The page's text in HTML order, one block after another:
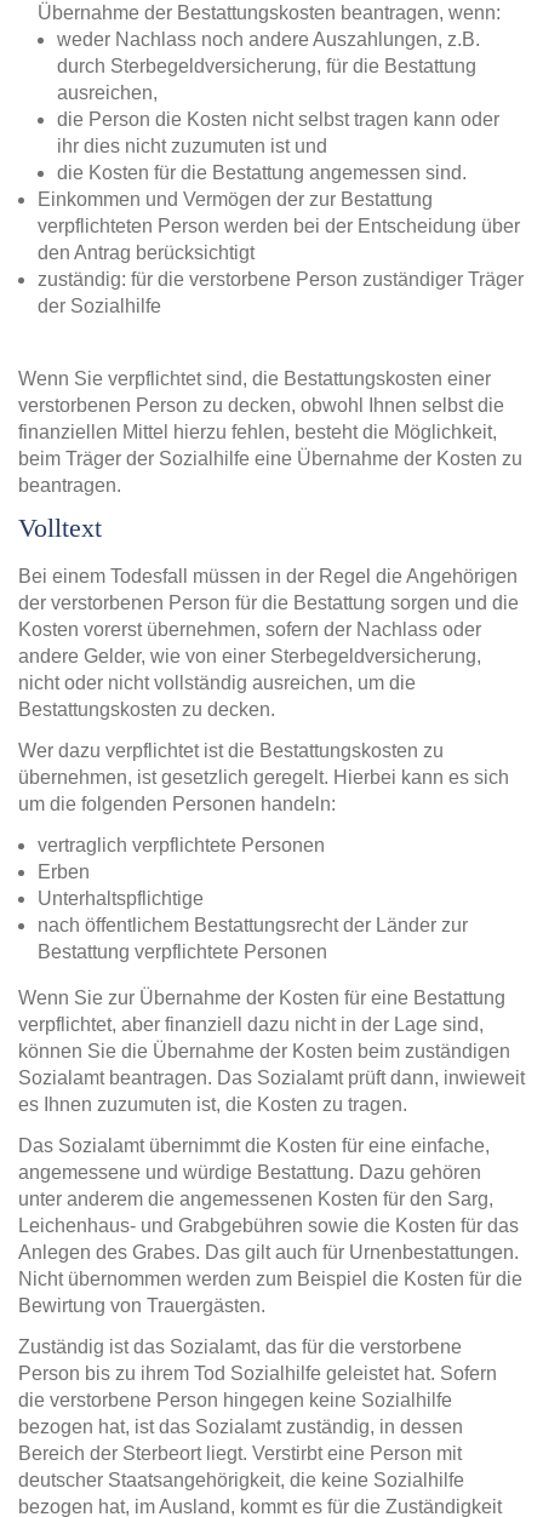
Übernahme der Bestattungskosten beantragen, wenn:
weder Nachlass noch andere Auszahlungen, z.B.
durch Sterbegeldversicherung, für die Bestattung
ausreichen,
die Person die Kosten nicht selbst tragen kann oder
ihr dies nicht zuzumuten ist und
die Kosten für die Bestattung angemessen sind.
Einkommen und Vermögen der zur Bestattung
verpflichteten Person werden bei der Entscheidung über
den Antrag berücksichtigt
zuständig: für die verstorbene Person zuständiger Träger
der Sozialhilfe
Wenn Sie verpflichtet sind, die Bestattungskosten einer
verstorbenen Person zu decken, obwohl Ihnen selbst die
finanziellen Mittel hierzu fehlen, besteht die Möglichkeit,
beim Träger der Sozialhilfe eine Übernahme der Kosten zu
beantragen.
Volltext
Bei einem Todesfall müssen in der Regel die Angehörigen
der verstorbenen Person für die Bestattung sorgen und die
Kosten vorerst übernehmen, sofern der Nachlass oder
andere Gelder, wie von einer Sterbegeldversicherung,
nicht oder nicht vollständig ausreichen, um die
Bestattungskosten zu decken.
Wer dazu verpflichtet ist die Bestattungskosten zu
übernehmen, ist gesetzlich geregelt. Hierbei kann es sich
um die folgenden Personen handeln:
vertraglich verpflichtete Personen
Erben
Unterhaltspflichtige
nach öffentlichem Bestattungsrecht der Länder zur
Bestattung verpflichtete Personen
Wenn Sie zur Übernahme der Kosten für eine Bestattung
verpflichtet, aber finanziell dazu nicht in der Lage sind,
können Sie die Übernahme der Kosten beim zuständigen
Sozialamt beantragen. Das Sozialamt prüft dann, inwieweit
es Ihnen zuzumuten ist, die Kosten zu tragen.
Das Sozialamt übernimmt die Kosten für eine einfache,
angemessene und würdige Bestattung. Dazu gehören
unter anderem die angemessenen Kosten für den Sarg,
Leichenhaus- und Grabgebühren sowie die Kosten für das
Anlegen des Grabes. Das gilt auch für Urnenbestattungen.
Nicht übernommen werden zum Beispiel die Kosten für die
Bewirtung von Trauergästen.
Zuständig ist das Sozialamt, das für die verstorbene
Person bis zu ihrem Tod Sozialhilfe geleistet hat. Sofern
die verstorbene Person hingegen keine Sozialhilfe
bezogen hat, ist das Sozialamt zuständig, in dessen
Bereich der Sterbeort liegt. Verstirbt eine Person mit
deutscher Staatsangehörigkeit, die keine Sozialhilfe
bezogen hat, im Ausland, kommt es für die Zuständigkeit